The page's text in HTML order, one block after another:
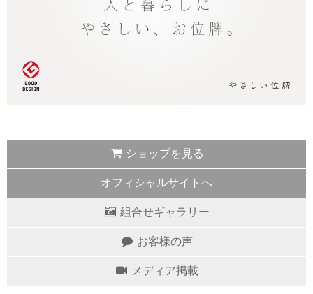
ショップを見る
オフィシャルサイトへ
組合せギャラリー
お客様の声
メディア掲載